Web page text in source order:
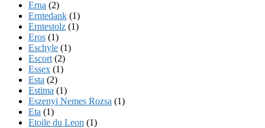
Erna (2)
Erntedank (1)
Erntestolz (1)
Eros (1)
Eschyle (1)
Escort (2)
Essex (1)
Esta (2)
Estima (1)
Eszenyi Nemes Rozsa (1)
Eta (1)
Etoile du Leon (1)